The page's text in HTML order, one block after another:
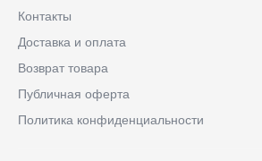
Контакты
Доставка и оплата
Возврат товара
Публичная оферта
Политика конфиденциальности